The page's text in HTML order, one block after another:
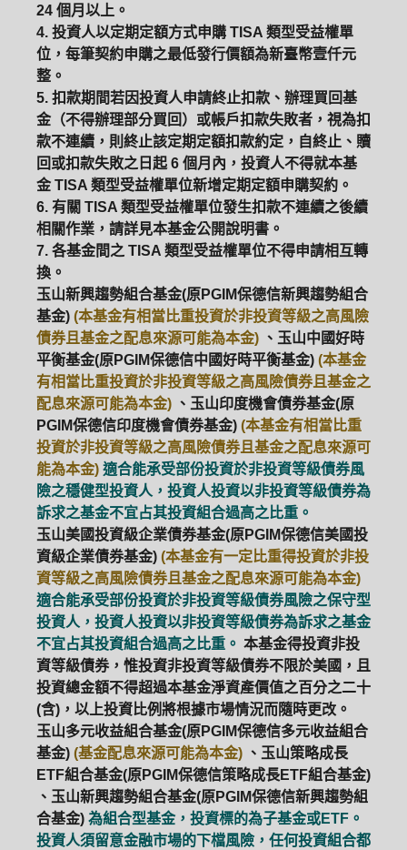
24 個月以上。
4. 投資人以定期定額方式申購 TISA 類型受益權單
位，每筆契約申購之最低發行價額為新臺幣壹仟元
整。
5. 扣款期間若因投資人申請終止扣款、辦理買回基
金（不得辦理部分買回）或帳戶扣款失敗者，視為扣
款不連續，則終止該定期定額扣款約定，自終止、贖
回或扣款失敗之日起 6 個月內，投資人不得就本基
金 TISA 類型受益權單位新增定期定額申購契約。
6. 有關 TISA 類型受益權單位發生扣款不連續之後續
相關作業，請詳見本基金公開說明書。
7. 各基金間之 TISA 類型受益權單位不得申請相互轉
換。
玉山新興趨勢組合基金(原PGIM保德信新興趨勢組合
基金) (本基金有相當比重投資於非投資等級之高風險
債券且基金之配息來源可能為本金) 、玉山中國好時
平衡基金(原PGIM保德信中國好時平衡基金) (本基金
有相當比重投資於非投資等級之高風險債券且基金之
配息來源可能為本金) 、玉山印度機會債券基金(原
PGIM保德信印度機會債券基金) (本基金有相當比重
投資於非投資等級之高風險債券且基金之配息來源可
能為本金) 適合能承受部份投資於非投資等級債券風
險之穩健型投資人，投資人投資以非投資等級債券為
訴求之基金不宜占其投資組合過高之比重。
玉山美國投資級企業債券基金(原PGIM保德信美國投
資級企業債券基金) (本基金有一定比重得投資於非投
資等級之高風險債券且基金之配息來源可能為本金)
適合能承受部份投資於非投資等級債券風險之保守型
投資人，投資人投資以非投資等級債券為訴求之基金
不宜占其投資組合過高之比重。 本基金得投資非投
資等級債券，惟投資非投資等級債券不限於美國，且
投資總金額不得超過本基金淨資產價值之百分之二十
(含)，以上投資比例將根據市場情況而隨時更改。
玉山多元收益組合基金(原PGIM保德信多元收益組合
基金) (基金配息來源可能為本金) 、玉山策略成長
ETF組合基金(原PGIM保德信策略成長ETF組合基金)
、玉山新興趨勢組合基金(原PGIM保德信新興趨勢組
合基金) 為組合型基金，投資標的為子基金或ETF。
投資人須留意金融市場的下檔風險，任何投資組合都